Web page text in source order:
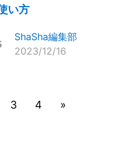
い方
ShaSha編集部
2023/12/16
3 4 »